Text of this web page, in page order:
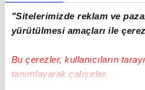
"Sitelerimizde reklam ve
yürütülmesi amaçları ile
Bu çerezler, kullanıcıların
tanımlayarak çalışırlar.